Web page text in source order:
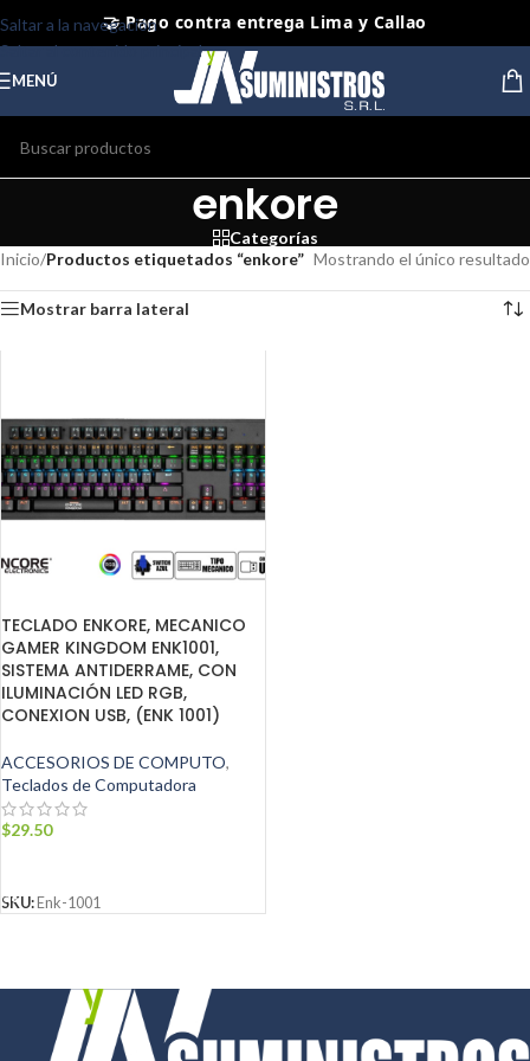
Saltar a la navegación
Saltar al contenido principal
🤝 Pago contra entrega Lima y Callao
⭐ Productos Originales y Nuevos
MENÚ
enkore
Categorías
Inicio/Productos etiquetados “enkore” Mostrando el único resultado
Mostrar barra lateral
TECLADO ENKORE, MECANICO
GAMER KINGDOM ENK1001,
SISTEMA ANTIDERRAME, CON
ILUMINACIÓN LED RGB,
CONEXION USB, (ENK 1001)
ACCESORIOS DE COMPUTO,
Teclados de Computadora
$29.50
SKU: Enk-1001